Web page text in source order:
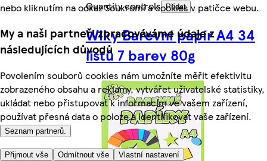
nebo kliknutím na odkaz Soukromí a cookies v patičce webu.
My a naši partneři zpracováváme údaje z
následujících důvodů
Povolením souborů cookies nám umožníte měřit efektivitu
zobrazeného obsahu a reklamy, vytvářet uživatelské statistiky,
ukládat nebo přistupovat k informacím ve vašem zařízení,
používat přesná data o poloze a identifikovat vaše zařízení.
Seznam partnerů.
Přijmout vše Odmítnout vše Vlastní nastavení
Quantity controls Přidat
Wiky Barevní papír A4 34
listů 7 barev 80g